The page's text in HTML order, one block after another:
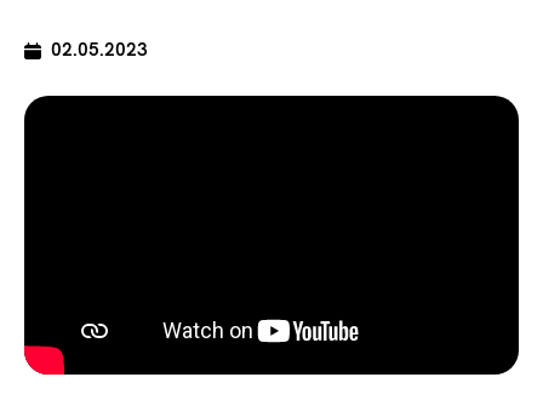
02.05.2023